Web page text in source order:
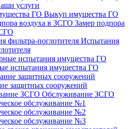
услуги
Выкуп имущества ГО
Замер подпора
Испытания
испытания имущества ГО
защитных сооружений
Обслуживание ЗСГО
обслуживание №1
обслуживание №2
обслуживание №3